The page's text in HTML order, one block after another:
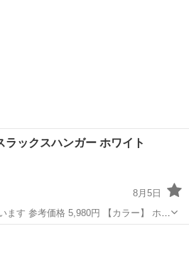
ラックスハンガー ホワイト
8月5日
ー】 ホワ
イト 【サイズ】 写真2をご覧ください 【付属ハンガー】 30本